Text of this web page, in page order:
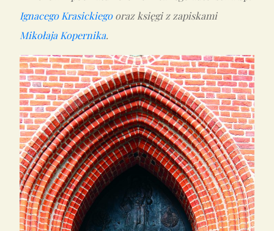
Ignacego Krasickiegooraz księgi z zapiskami
Mikołaja Kopernika.